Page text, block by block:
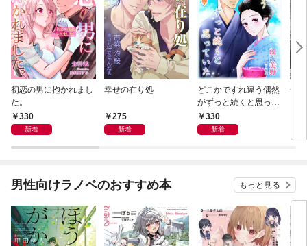
初恋の男に抱かれまし
た。
330
新着
幸せの在り処
275
新着
どこかですれ違う偶然
がずっと続くと思って
いた330
新着
チ
男性向けラノベのおすすめ本 もっと見る